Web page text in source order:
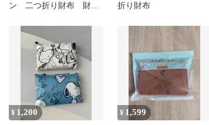
ン 二つ折り財布 財
ヌーピー
折り財布
¥ 1,200 ¥ 1,599